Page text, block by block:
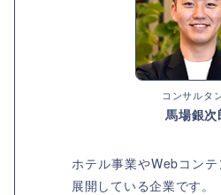
コンサルタ
馬場銀次
ホテル事業やWebコン
展開している企業です。